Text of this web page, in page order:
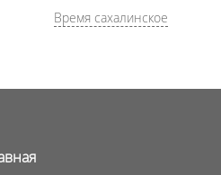
Время сахалинское